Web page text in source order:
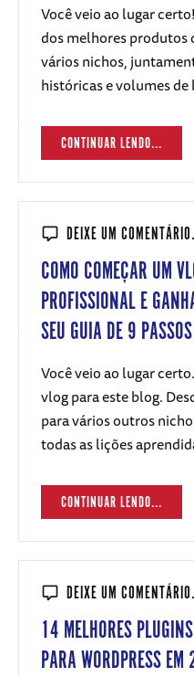
Você veio ao lugar
dos melhores produtos
vários nichos,
históricas e volumes de
CONTINUAR LENDO...
DEIXE UM
COMO COMEÇAR UM
PROFISSIONAL E
SEU GUIA DE 9 PASSOS
Você veio ao lugar
vlog para este blog.
para vários outros
todas as lições
CONTINUAR LENDO...
DEIXE UM
14 MELHORES
PARA WORDPRESS